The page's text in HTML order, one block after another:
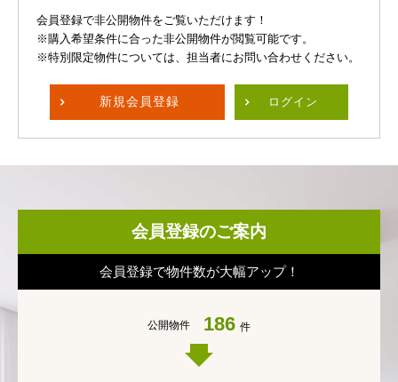
会員登録で非公開物件をご覧いただけます！
※購入希望条件に合った非公開物件が閲覧可能です。
※特別限定物件については、担当者にお問い合わせください。
新規会員登録 ログイン
会員登録のご案内
会員登録で物件数が大幅アップ！
公開物件 186 件